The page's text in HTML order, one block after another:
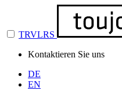
TRVLRS
Kontaktieren Sie uns
DE
EN